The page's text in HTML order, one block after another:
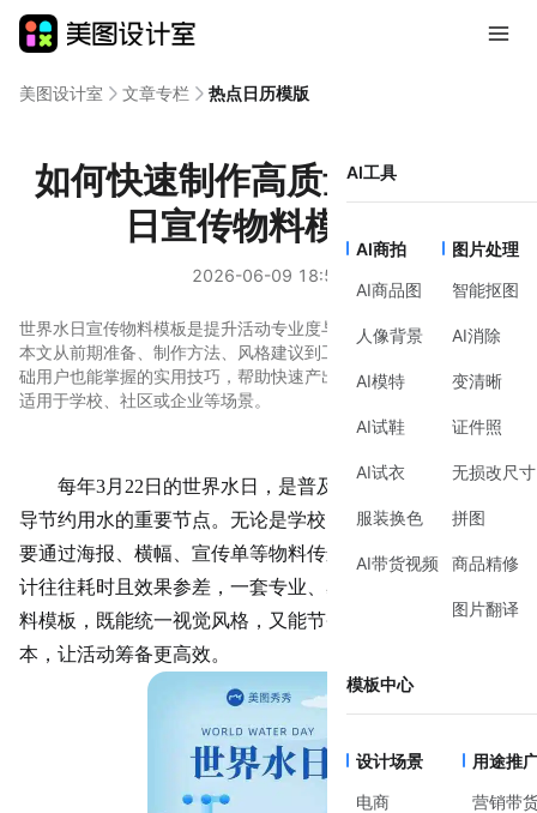
AI工具
AI商拍
AI商品图
人像背景
AI模特
AI试鞋
AI试衣
服装换色
AI带货视频
图片处理
智能抠图
AI消除
变清晰
证件照
无损改尺寸
拼图
商品精修
图片翻译
模板中心
设计场景
电商
用途推
营销带
美图设计室 文章专栏 热点日历模版
如何快速制作高质量的世界水
日宣传物料模板？
2026-06-09 18:57
世界水日宣传物料模板是提升活动专业度与传播效率的关键工具。
本文从前期准备、制作方法、风格建议到工具辅助，系统梳理零基
础用户也能掌握的实用技巧，帮助快速产出符合主题的宣传物料，
适用于学校、社区或企业等场景。
每年3月22日的世界水日
，是普及水资源保护知识、倡
导节约用水的重要节点。无论是学校、社区还是企业，都需
要通过海报、横幅、宣传单等物料传递核心信息。但临时设
计往往耗时且效果参差，一套专业、易用的世界水日宣传物
料模板，既能统一视觉风格，又能节省重复制作的时间成
本，让活动筹备更高效。